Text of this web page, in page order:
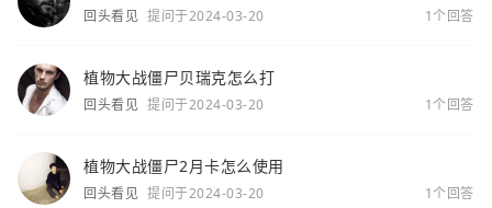
回头看见 提问于2024-03-20 1个回答
植物大战僵尸贝瑞克怎么打
回头看见 提问于2024-03-20 1个回答
植物大战僵尸2月卡怎么使用
回头看见 提问于2024-03-20 1个回答